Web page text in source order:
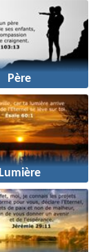
Père
Lumière